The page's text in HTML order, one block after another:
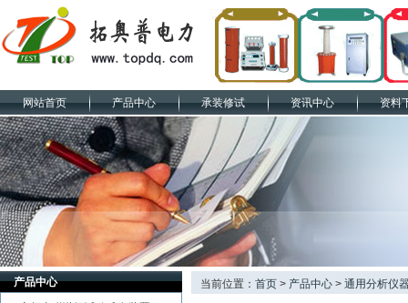
网站首页 产品中心 承装修试 资讯中心 资料
产品中心
当前位置： 首页 > 产品中心 > 通用分析仪